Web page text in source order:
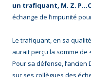
un trafiquant, M. Z.
échange de l’impunité
Le trafiquant, en sa
aurait perçu la somme de
Pour sa défense,
sur ses collègues des